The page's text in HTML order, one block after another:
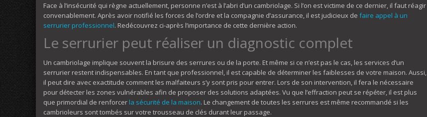
Face à l’insécurité qui règne actuellement, personne n’est à l’abri d’un cambriolage. Si l’on est victime de ce dernier, il faut réagir
convenablement. Après avoir notifié les forces de l’ordre et la compagnie d’assurance, il est judicieux de faire appel à un
serrurier professionnel. Redécouvrez ci-après l’importance de cette dernière action.
Le serrurier peut réaliser un diagnostic complet
Un cambriolage implique souvent la brisure des serrures ou de la porte. Et même si ce n’est pas le cas, les services d’un
serrurier restent indispensables. En tant que professionnel, il est capable de déterminer les faiblesses de votre maison. Aussi,
il peut dire avec exactitude comment les malfaiteurs s’y sont pris pour entrer. Lors de son intervention, il fera le nécessaire
pour détecter les zones vulnérables afin de proposer des solutions adaptées. Vu que l’effraction peut se répéter, il est plus
que primordial de renforcer la sécurité de la maison. Le changement de toutes les serrures est même recommandé si les
cambrioleurs sont tombés sur votre trousseau de clés durant leur passage.